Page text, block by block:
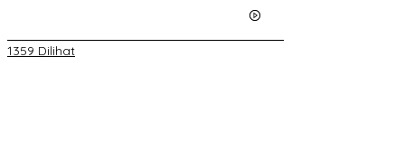
1359 Dilihat